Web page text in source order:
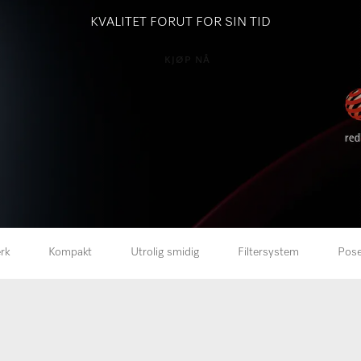
KVALITET FORUT FOR SIN TID
KJØP NÅ
Kompakt Utrolig smidig Filtersystem